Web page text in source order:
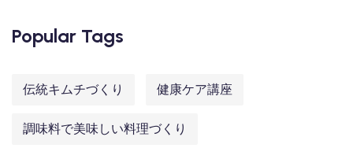
Popular Tags
伝統キムチづくり 健康ケア講座
調味料で美味しい料理づくり